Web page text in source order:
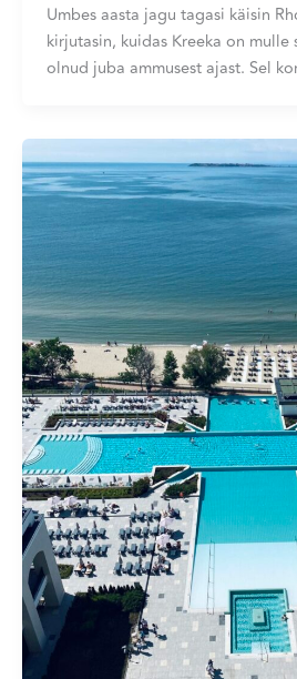
Umbes aasta jagu tagasi käisin
kirjutasin, kuidas Kreeka on mulle
olnud juba ammusest ajast. Sel